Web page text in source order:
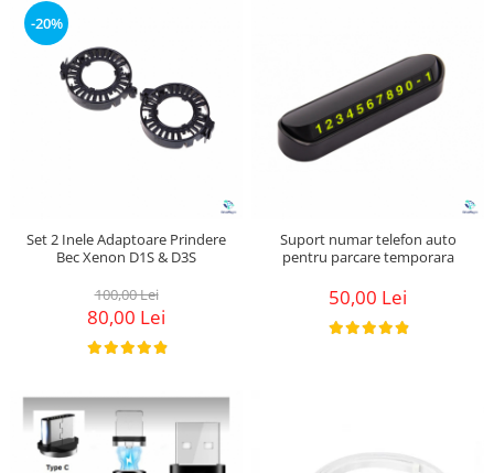
Suzuki
Toyota
Volkswagen
Diverse
Dopuri anulare clapete admisie
Garnituri galerie admisie BMW
Valve PCV
Kit reparatie faruri
Produse cu discount de pana la
Eleron Portbagaj
-20%
Set 2 Inele Adaptoare Prindere
Bec Xenon D1S & D3S
100,00 Lei
80,00 Lei
Suport numar telefon auto
pentru parcare temporara
50,00 Lei